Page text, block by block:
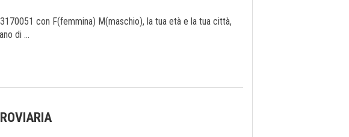
con F(femmina) M(maschio), la tua età e la tua città,
di ...